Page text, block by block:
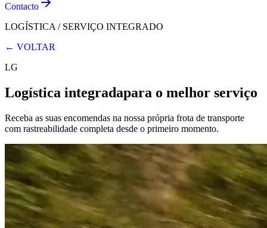
Contacto
LOGÍSTICA / SERVIÇO INTEGRADO
← VOLTAR
LG
Logística integradapara o melhor serviço
Receba as suas encomendas na nossa própria frota de transporte
com rastreabilidade completa desde o primeiro momento.